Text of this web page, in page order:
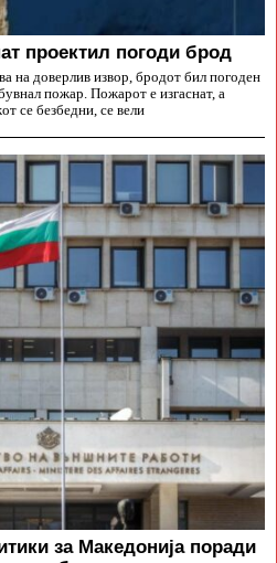
проектил погоди брод
на доверлив извор, бродот бил погоден
пожар. Пожарот е изгаснат, а
се безбедни, се вели
за Македонија поради